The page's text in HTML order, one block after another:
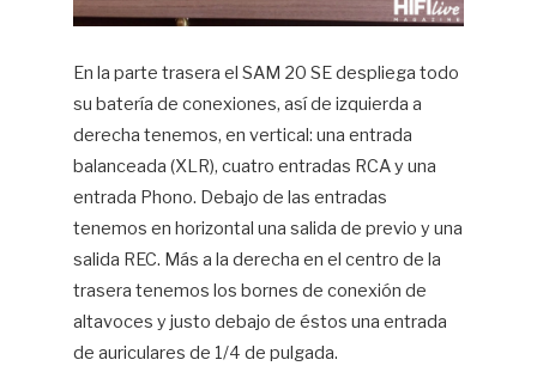
En la parte trasera el SAM 20 SE despliega todo
su batería de conexiones, así de izquierda a
derecha tenemos, en vertical: una entrada
balanceada (XLR), cuatro entradas RCA y una
entrada Phono. Debajo de las entradas
tenemos en horizontal una salida de previo y una
salida REC. Más a la derecha en el centro de la
trasera tenemos los bornes de conexión de
altavoces y justo debajo de éstos una entrada
de auriculares de 1/4 de pulgada.